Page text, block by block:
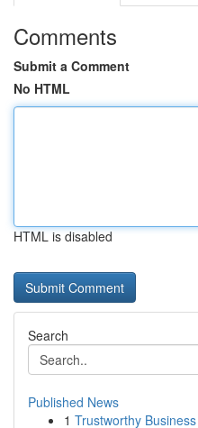
Comments
Submit a Comment
No HTML
HTML is disabled
Search
Published News
1 Trustworthy